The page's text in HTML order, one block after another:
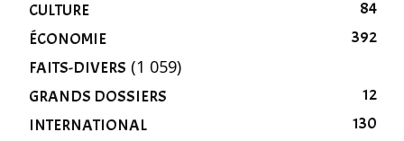
CULTURE
84
ÉCONOMIE
392
FAITS-DIVERS (1 059)
GRANDS DOSSIERS
12
INTERNATIONAL
130